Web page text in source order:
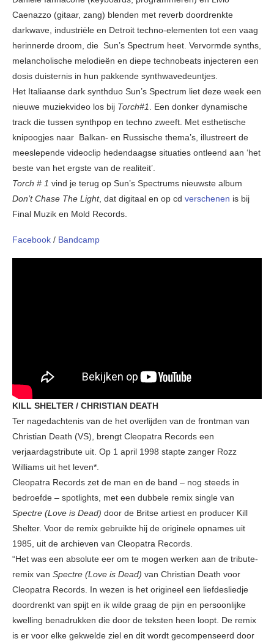
Caenazzo (gitaar, zang) blenden met reverb doordrenkte
darkwave, industriële en Detroit techno-elementen tot een vaag
herinnerde droom, die Sun’s Spectrum heet. Vervormde synths,
melancholische melodieën en diepe technobeats injecteren een
dosis duisternis in hun pakkende synthwavedeuntjes.
Het Italiaanse dark synthduo Sun’s Spectrum liet deze week een
nieuwe muziekvideo los bij Torch#1
. Een donker dynamische
track die tussen synthpop en techno zweeft. Met esthetische
knipoogjes naar Balkan- en Russische thema’s, illustreert de
meeslepende videoclip hedendaagse situaties ontleend aan ‘het
beste van het ergste van de realiteit’.
Torch # 1 vind je terug op Sun’s Spectrums nieuwste album
Don’t Chase The Light, dat digitaal en op cd verschenen is bij
Final Muzik en Mold Records.
Facebook / Bandcamp
KILL SHELTER / CHRISTIAN DEATH
Ter nagedachtenis van de het overlijden van de frontman van
Christian Death (VS), brengt Cleopatra Records een
verjaardagstribute uit. Op 1 april 1998 stapte zanger Rozz
Williams uit het leven*.
Cleopatra Records zet de man en de band – nog steeds in
bedroefde – spotlights, met een dubbele remix single van
Spectre (Love is Dead) door de Britse artiest en producer Kill
Shelter. Voor de remix gebruikte hij de originele opnames uit
1985, uit de archieven van Cleopatra Records.
“Het was een absolute eer om te mogen werken aan de tribute-
remix van Spectre (Love is Dead) van Christian Death voor
Cleopatra Records. In wezen is het origineel een liefdesliedje
doordrenkt van spijt en ik wilde graag de pijn en persoonlijke
kwelling benadrukken die door de teksten heen loopt. De remix
is er voor elke gekwelde ziel en dit wordt gecompenseerd door